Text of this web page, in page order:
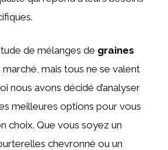
de mélanges de graines
mais tous ne se valent
nous avons décidé d’analyser
meilleures options pour vous
choix. Que vous soyez un
chevronné ou un